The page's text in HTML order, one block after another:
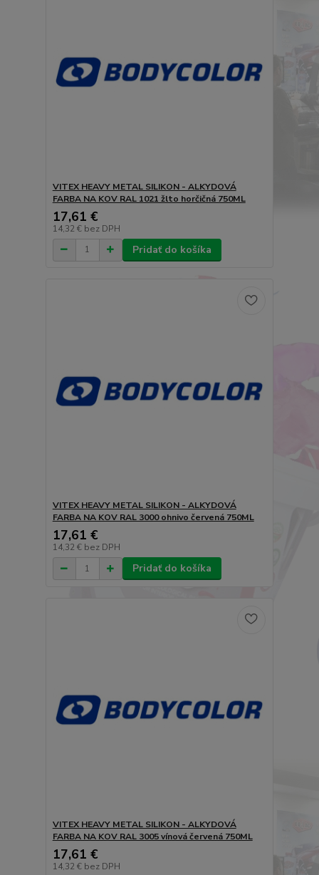
VITEX HEAVY METAL SILIKON - ALKYDOVÁ
FARBA NA KOV RAL 1021 žlto horčičná 750ML
17,61 €
14,32 € bez DPH
Pridať do košíka
VITEX HEAVY METAL SILIKON - ALKYDOVÁ
FARBA NA KOV RAL 3000 ohnivo červená 750ML
17,61 €
14,32 € bez DPH
Pridať do košíka
VITEX HEAVY METAL SILIKON - ALKYDOVÁ
FARBA NA KOV RAL 3005 vínová červená 750ML
17,61 €
14,32 € bez DPH